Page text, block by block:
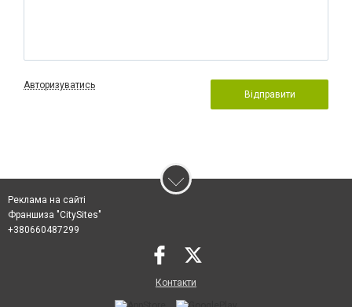
Авторизуватись
Відправити
Реклама на сайті
Франшиза "CitySites"
+380660487299
Контакти